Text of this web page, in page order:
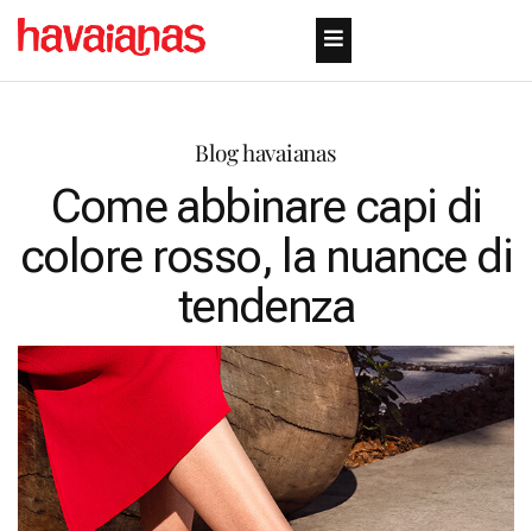
Blog havaianas
Come abbinare capi di
colore rosso, la nuance di
tendenza